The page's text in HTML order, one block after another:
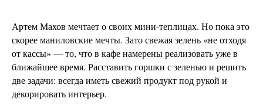
Артем Махов мечтает о своих мини-теплицах. Но пока это
скорее маниловские мечты. Зато свежая зелень «не отходя
от кассы» — то, что в кафе намерены реализовать уже в
ближайшее время. Расставить горшки с зеленью и решить
две задачи: всегда иметь свежий продукт под рукой и
декорировать интерьер.